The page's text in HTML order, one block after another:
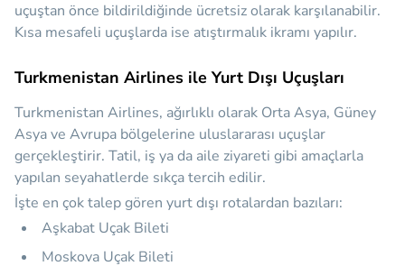
uçuştan önce bildirildiğinde ücretsiz olarak karşılanabilir.
Kısa mesafeli uçuşlarda ise atıştırmalık ikramı yapılır.
Turkmenistan Airlines ile Yurt Dışı Uçuşları
Turkmenistan Airlines, ağırlıklı olarak Orta Asya, Güney
Asya ve Avrupa bölgelerine uluslararası uçuşlar
gerçekleştirir. Tatil, iş ya da aile ziyareti gibi amaçlarla
yapılan seyahatlerde sıkça tercih edilir.
İşte en çok talep gören yurt dışı rotalardan bazıları:
Aşkabat Uçak Bileti
Moskova Uçak Bileti